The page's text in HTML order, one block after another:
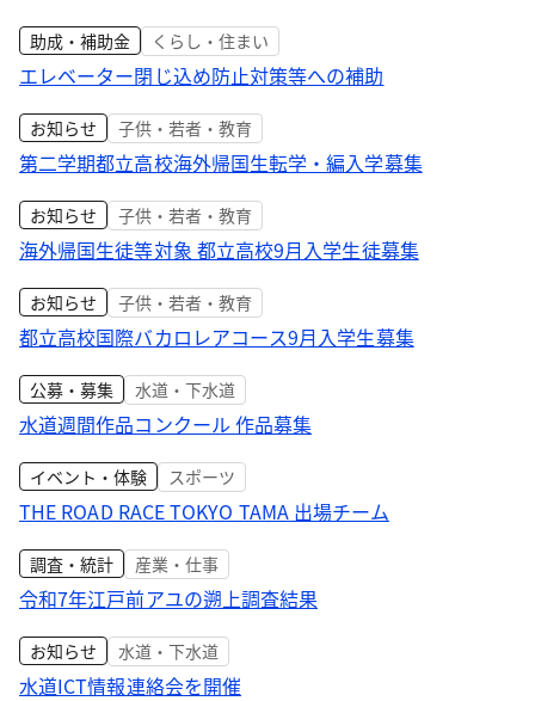
助成・補助金 くらし・住まい
エレベーター閉じ込め防止対策等への補助
お知らせ 子供・若者・教育
第二学期都立高校海外帰国生転学・編入学募集
お知らせ 子供・若者・教育
海外帰国生徒等対象 都立高校9月入学生徒募集
お知らせ 子供・若者・教育
都立高校国際バカロレアコース9月入学生募集
公募・募集 水道・下水道
水道週間作品コンクール 作品募集
イベント・体験 スポーツ
THE ROAD RACE TOKYO TAMA 出場チーム
調査・統計 産業・仕事
令和7年江戸前アユの遡上調査結果
お知らせ 水道・下水道
水道ICT情報連絡会を開催